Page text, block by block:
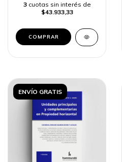
3 cuotas sin interés de
$43.933,33
COMPRAR
ENVÍO GRATIS